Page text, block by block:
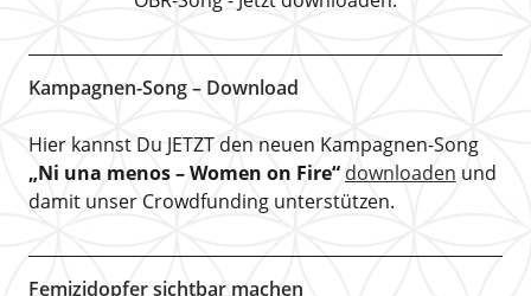
Kampagnen-Song – Download
Hier kannst Du JETZT den neuen Kampagnen-Song
„Ni una menos – Women on Fire“downloaden und
damit unser Crowdfunding unterstützen.
Femizidopfer sichtbar machen